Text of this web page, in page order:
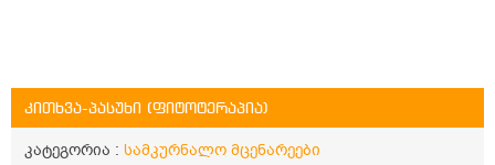
კითხვა-პასუხი (ფიტოტერაპია)
კატეგორია : სამკურნალო მცენარეები